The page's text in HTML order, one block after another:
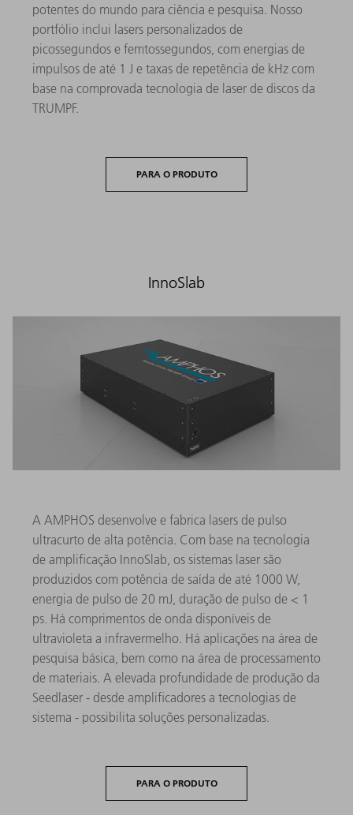
potentes do mundo para ciência e pesquisa. Nosso
portfólio inclui lasers personalizados de
picossegundos e femtossegundos, com energias de
impulsos de até 1 J e taxas de repetência de kHz com
base na comprovada tecnologia de laser de discos da
TRUMPF.
PARA O PRODUTO
InnoSlab
A AMPHOS desenvolve e fabrica lasers de pulso
ultracurto de alta potência. Com base na tecnologia
de amplificação InnoSlab, os sistemas laser são
produzidos com potência de saída de até 1000 W,
energia de pulso de 20 mJ, duração de pulso de < 1
ps. Há comprimentos de onda disponíveis de
ultravioleta a infravermelho. Há aplicações na área de
pesquisa básica, bem como na área de processamento
de materiais. A elevada profundidade de produção da
Seedlaser - desde amplificadores a tecnologias de
sistema - possibilita soluções personalizadas.
PARA O PRODUTO